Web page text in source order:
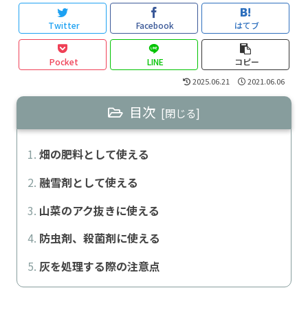
Twitter Facebook はてブ
Pocket LINE コピー
2025.06.21 2021.06.06
目次
畑の肥料として使える
融雪剤として使える
山菜のアク抜きに使える
防虫剤、殺菌剤に使える
灰を処理する際の注意点